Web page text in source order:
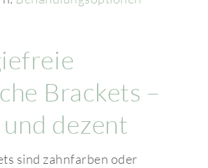
Brackets –
dezent
sind zahnfarben oder